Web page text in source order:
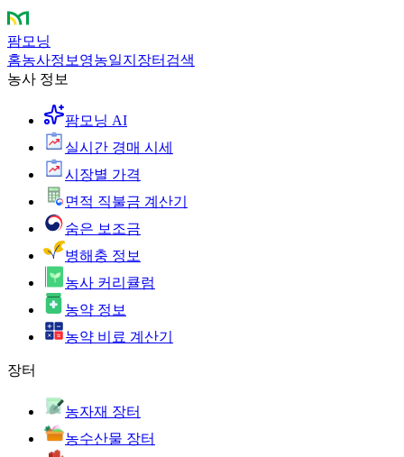
팜모닝
홈농사정보 영농일지 장터 검색
농사 정보
팜모닝 AI
실시간 경매 시세
시장별 가격
면적 직불금 계산기
숨은 보조금
병해충 정보
농사 커리큘럼
농약 정보
농약 비료 계산기
장터
농자재 장터
농수산물 장터